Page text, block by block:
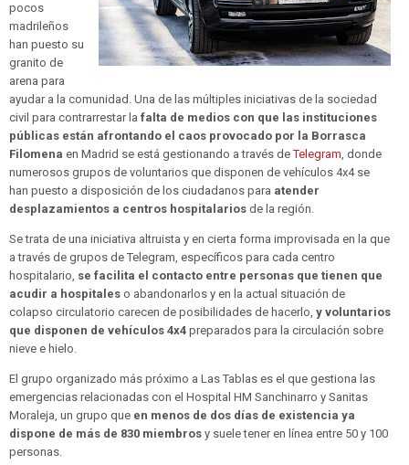
pocos
madrileños
han puesto su
granito de
arena para
ayudar a la comunidad. Una de las múltiples iniciativas de la sociedad
civil para contrarrestar la falta de medios con que las instituciones
públicas están afrontando el caos provocado por la Borrasca
Filomena en Madrid se está gestionando a través deTelegram, donde
numerosos grupos de voluntarios que disponen de vehículos 4x4 se
han puesto a disposición de los ciudadanos para atender
desplazamientos a centros hospitalarios de la región.
Se trata de una iniciativa altruista y en cierta forma improvisada en la que
a través de grupos de Telegram, específicos para cada centro
hospitalario, se facilita el contacto entre personas que tienen que
acudir a hospitales o abandonarlos y en la actual situación de
colapso circulatorio carecen de posibilidades de hacerlo, y voluntarios
que disponen de vehículos 4x4 preparados para la circulación sobre
nieve e hielo.
El grupo organizado más próximo a Las Tablas es el que gestiona las
emergencias relacionadas con el Hospital HM Sanchinarro y Sanitas
Moraleja, un grupo que en menos de dos días de existencia ya
dispone de más de 830 miembros y suele tener en línea entre 50 y 100
personas.